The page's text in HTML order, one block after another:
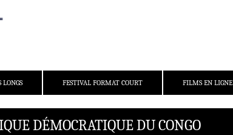
LONGS FESTIVAL FORMAT COURT FILMS EN LIGNE
DÉMOCRATIQUE DU CONGO